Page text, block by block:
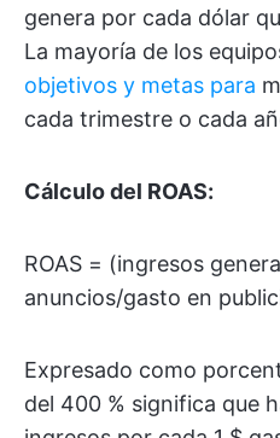
genera por cada dólar
La mayoría de los
objetivos y metas para
cada trimestre o cada
Cálculo del ROAS:
ROAS = (ingresos
anuncios/gasto en
Expresado como
del 400 % significa que